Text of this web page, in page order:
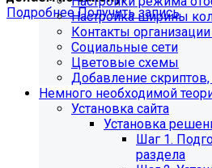
ПодробнееПолучить запись
Настройка ширины
Контакты
Социальные сети
Цветовые схемы
Добавление
Немного необходимой
Установка сайта
Установка
Шаг 1.
раздела